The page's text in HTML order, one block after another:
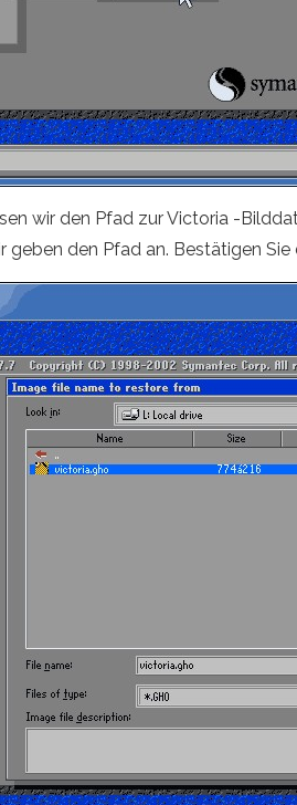
wir den Pfad zur Victoria -
den Pfad an. Bestätigen